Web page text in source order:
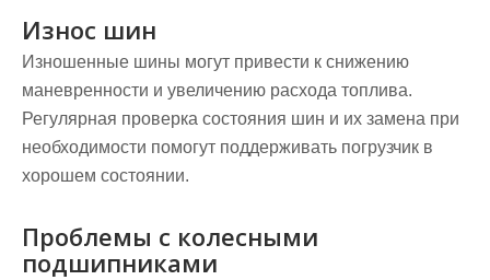
Износ шин
Изношенные шины могут привести к снижению
маневренности и увеличению расхода топлива.
Регулярная проверка состояния шин и их замена при
необходимости помогут поддерживать погрузчик в
хорошем состоянии.
Проблемы с колесными
подшипниками